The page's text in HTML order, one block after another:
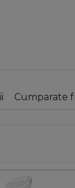
Cumparate